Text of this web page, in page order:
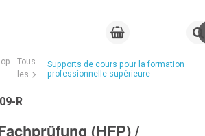
Tous
les
Supports de cours pour la formation
professionnelle supérieure
R
(HFP) /